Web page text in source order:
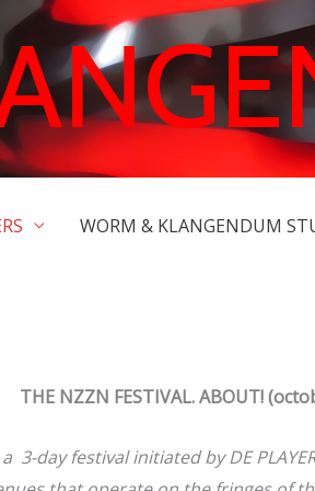
WORM & KLANGENDUM
THE NZZN FESTIVAL. ABOUT!
3-day festival initiated by DE